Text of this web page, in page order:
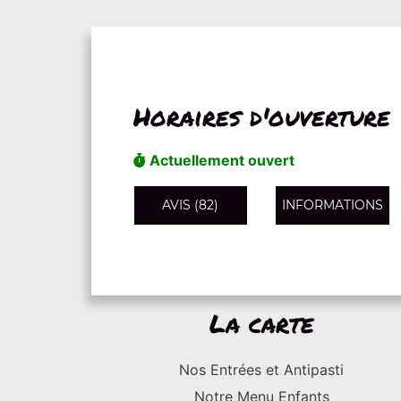
Horaires d'ouverture
Actuellement ouvert
AVIS (82) INFORMATIONS
La carte
Nos Entrées et Antipasti
Notre Menu Enfants